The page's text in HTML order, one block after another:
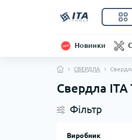
Новинки
СВЕРДЛА
Свердла ITA
Фільтр
Виробник